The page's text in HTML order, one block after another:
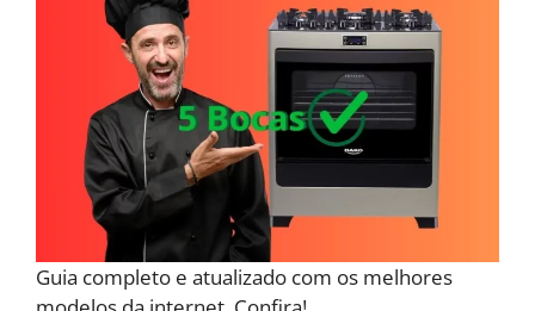
Guia completo e atualizado com os melhores